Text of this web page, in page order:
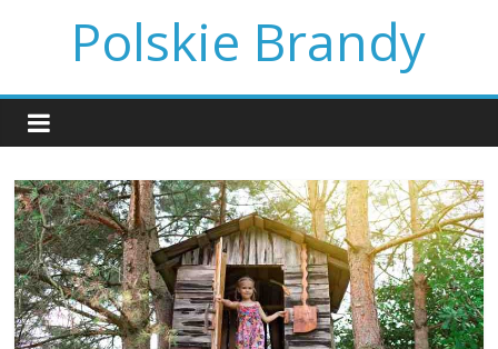
Polskie Brandy